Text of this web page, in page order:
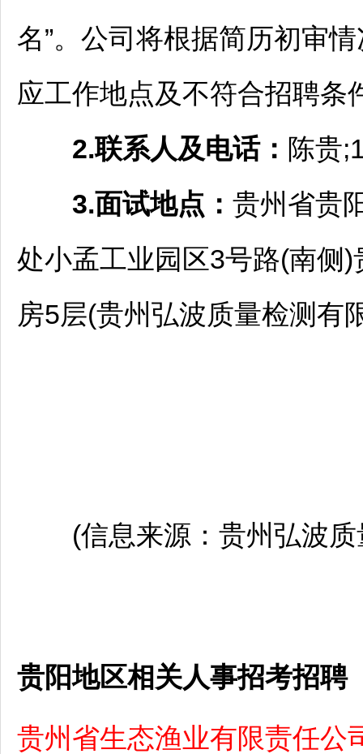
名”。公司将根据简历初审
应工作地点及不符合招聘条
2.联系人及电话： 陈贵
3.面试地点 ： 贵州省贵
处小孟工业园区3号路(南侧
房5层(贵州弘波质量检测有
(信息来源：贵州弘波质
贵阳地区相关人事招考招聘
贵州省生态渔业有限责任公